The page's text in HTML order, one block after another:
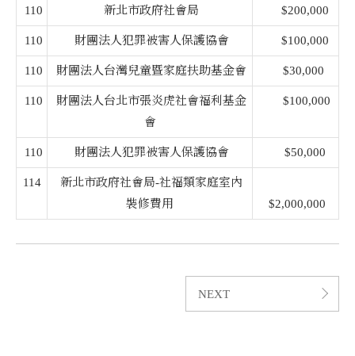
110 新北市政府社會局 $200,000
110 財團法人犯罪被害人保護協會 $100,000
110 財團法人台灣兒童暨家庭扶助基金會 $30,000
110
財團法人台北市張炎虎社會福利基金
會
$100,000
110 財團法人犯罪被害人保護協會 $50,000
114
新北市政府社會局-社福類家庭室內
裝修費用
$2,000,000
NEXT